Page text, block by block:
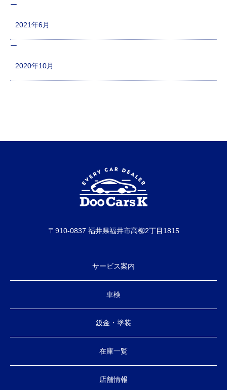
2021年6月
2020年10月
〒910-0837 福井県福井市高柳2丁目1815
サービス案内
車検
鈑金・塗装
在庫一覧
店舗情報